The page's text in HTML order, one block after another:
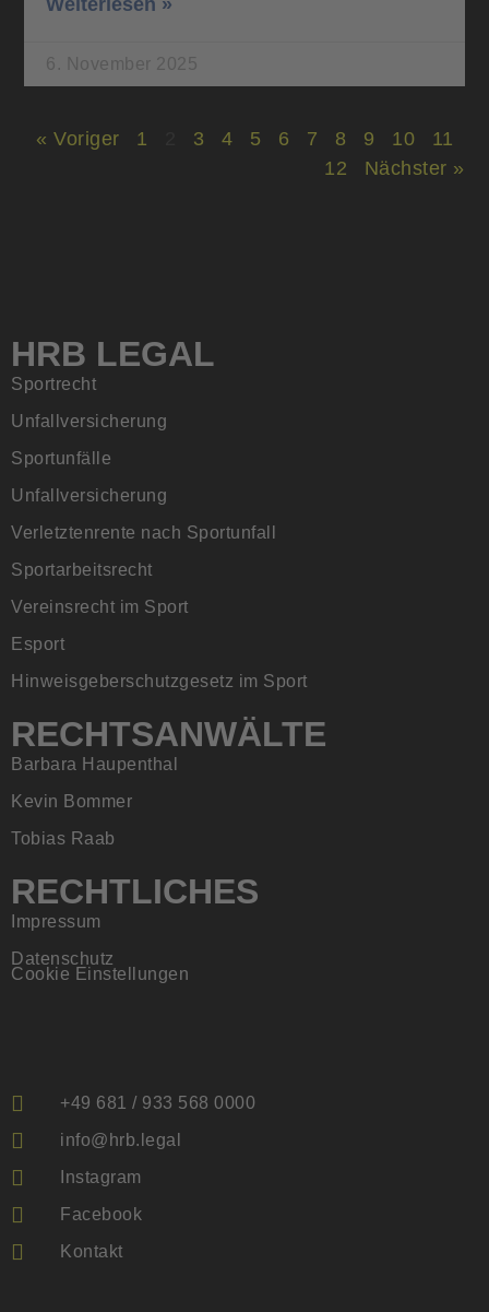
6. November 2025
« Voriger 1 3 4 5 6 7 8 9 10
11
12
Nächster »
HRB LEGAL
Sportrecht
Unfallversicherung
Sportunfälle
Unfallversicherung
Verletztenrente nach Sportunfall
Sportarbeitsrecht
Vereinsrecht im Sport
Esport
Hinweisgeberschutzgesetz im Sport
RECHTSANWÄLTE
Barbara Haupenthal
Kevin Bommer
Tobias Raab
RECHTLICHES
Impressum
Datenschutz
Cookie Einstellungen
+49 681 / 933 568 0000
info@hrb.legal
Instagram
Facebook
Kontakt